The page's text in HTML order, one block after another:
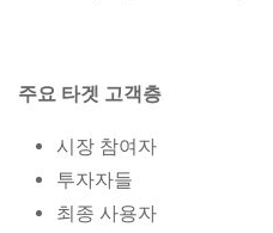
주요 타겟 고객층
시장 참여자
투자자들
최종 사용자